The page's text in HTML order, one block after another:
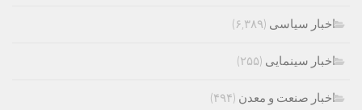
اخبار سیاسی (۶,۳۸۹)
اخبار سینمایی (۲۵۵)
اخبار صنعت و معدن (۴۹۴)